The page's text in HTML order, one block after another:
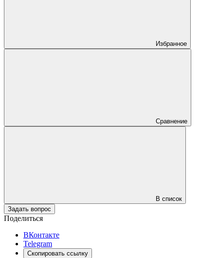
Избранное
Сравнение
В список
Задать вопрос
Поделиться
ВКонтакте
Telegram
Скопировать ссылку